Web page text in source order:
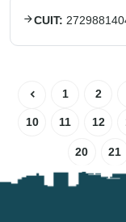
CUIT:
1 2
10 11 12
20 21